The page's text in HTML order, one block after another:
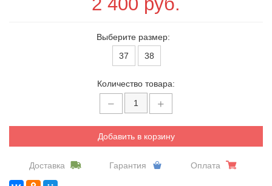
Выберите размер:
37
38
Количество товара:
Добавить в корзину
Доставка Гарантия Оплата